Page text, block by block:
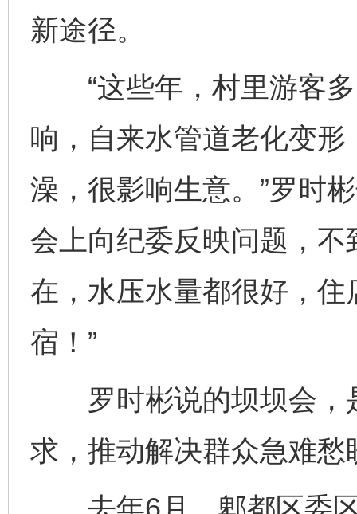
新途径。
“这些年，村里游客多
响，自来水管道老化变
澡，很影响生意。”罗时
会上向纪委反映问题，
在，水压水量都很好，
宿！”
罗时彬说的坝坝会，
求，推动解决群众急难